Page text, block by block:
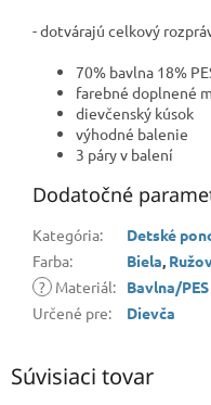
- dotvárajú celkový
70% bavlna 18%
farebné doplnené
dievčenský kúsok
výhodné balenie
3 páry v balení
Dodatočné
Kategória:
Detské
Farba: Biela,
? Materiál:
Bavlna/PES
Určené pre: Dievča
Súvisiaci tovar